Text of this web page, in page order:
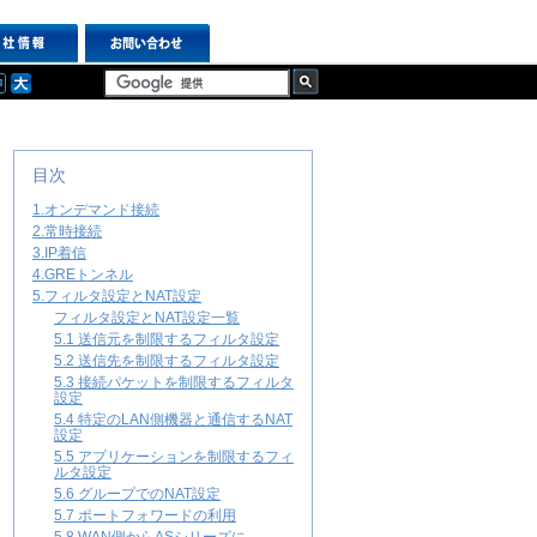
目次
1.オンデマンド接続
2.常時接続
3.IP着信
4.GREトンネル
5.フィルタ設定とNAT設定
フィルタ設定とNAT設定一覧
5.1 送信元を制限するフィルタ設定
5.2 送信先を制限するフィルタ設定
5.3 接続パケットを制限するフィルタ
設定
5.4 特定のLAN側機器と通信するNAT
設定
5.5 アプリケーションを制限するフィ
ルタ設定
5.6 グループでのNAT設定
5.7 ポートフォワードの利用